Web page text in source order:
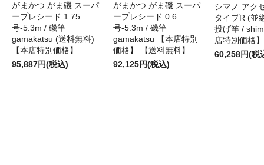
がまかつ がま磯 スーパ
ープレシード 1.75
号-5.3m / 磯竿
gamakatsu (送料無料)
【本店特別価格】
95,887円(税込)
がまかつ がま磯 スーパ
ープレシード 0.6
号-5.3m / 磯竿
gamakatsu 【本店特別
価格】 【送料無料】
92,125円(税込)
シマノ アク
タイプR (並
投げ竿 /
店特別価格】
60,258円(税